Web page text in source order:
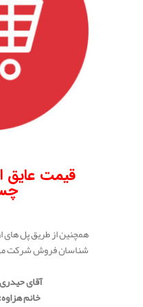
قیمت عایق
همچنین از طریق پل های
شناسان فروش شرکت
آقای
خانم هزاوه: